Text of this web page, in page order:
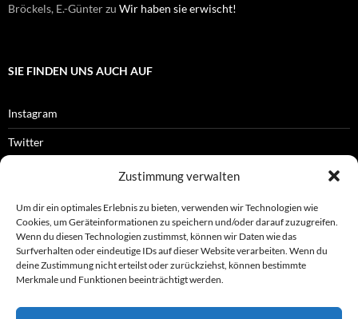
Zustimmung verwalten
Um dir ein optimales Erlebnis zu bieten, verwenden wir Technologien wie
Cookies, um Geräteinformationen zu speichern und/oder darauf zuzugreifen.
Wenn du diesen Technologien zustimmst, können wir Daten wie das
Surfverhalten oder eindeutige IDs auf dieser Website verarbeiten. Wenn du
deine Zustimmung nicht erteilst oder zurückziehst, können bestimmte
Merkmale und Funktionen beeinträchtigt werden.
Bröckels, E.-Günterzu Wir haben sie erwischt!
SIE FINDEN UNS AUCH AUF
Instagram
Twitter
OFFIZIELLES
Impressum